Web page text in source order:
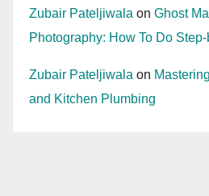
Zubair Pateljiwala on Ghost
Photography: How To Do
Zubair Pateljiwala on
and Kitchen Plumbing